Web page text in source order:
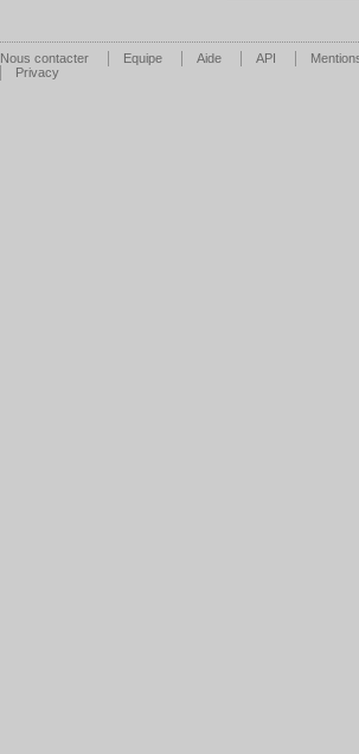
Nous contacter Equipe Aide API
Privacy